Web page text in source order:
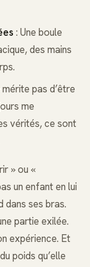
: Une boule
des mains
mérite pas d’être
me
vérités, ce sont
» ou «
un enfant en lui
dans ses bras.
partie exilée.
expérience. Et
poids qu’elle